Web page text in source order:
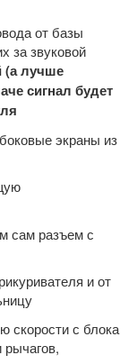
от базы
за звуковой
(а лучше
сигнал будет
экраны из
сам разъем с
и от
скорости с блока
рычагов,